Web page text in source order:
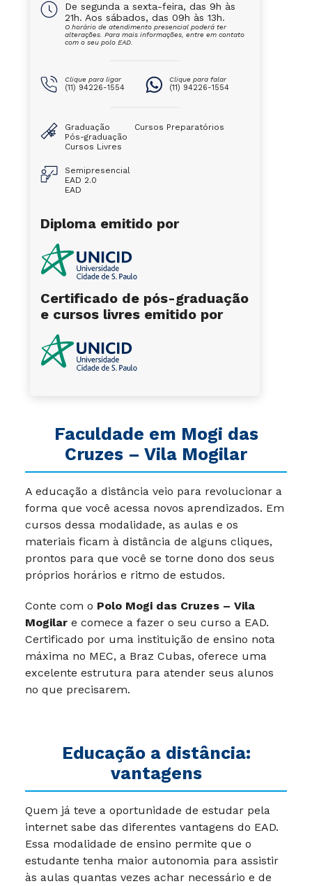
Faculdade em Mogi das
Cruzes – Vila Mogilar
A educação a distância veio para revolucionar a
forma que você acessa novos aprendizados. Em
cursos dessa modalidade, as aulas e os
materiais ficam à distância de alguns cliques,
prontos para que você se torne dono dos seus
próprios horários e ritmo de estudos.
Conte com o Polo Mogi das Cruzes – Vila
Mogilar e comece a fazer o seu curso a EAD.
Certificado por uma instituição de ensino nota
máxima no MEC, a Braz Cubas, oferece uma
excelente estrutura para atender seus alunos
no que precisarem.
Educação a distância:
vantagens
Quem já teve a oportunidade de estudar pela
internet sabe das diferentes vantagens do EAD.
Essa modalidade de ensino permite que o
estudante tenha maior autonomia para assistir
às aulas quantas vezes achar necessário e de
De segunda a sexta-feira, das 9h às
21h. Aos sábados, das 09h às 13h.
O horário de atendimento presencial poderá ter
alterações. Para mais informações, entre em contato
com o seu polo EAD.
Clique para ligar
(11) 94226-1554
Clique para falar
(11) 94226-1554
Graduação
Pós-graduação
Cursos Livres
Cursos Preparatórios
Semipresencial
EAD 2.0
EAD
Diploma emitido por
Certificado de pós-graduação
e cursos livres emitido por